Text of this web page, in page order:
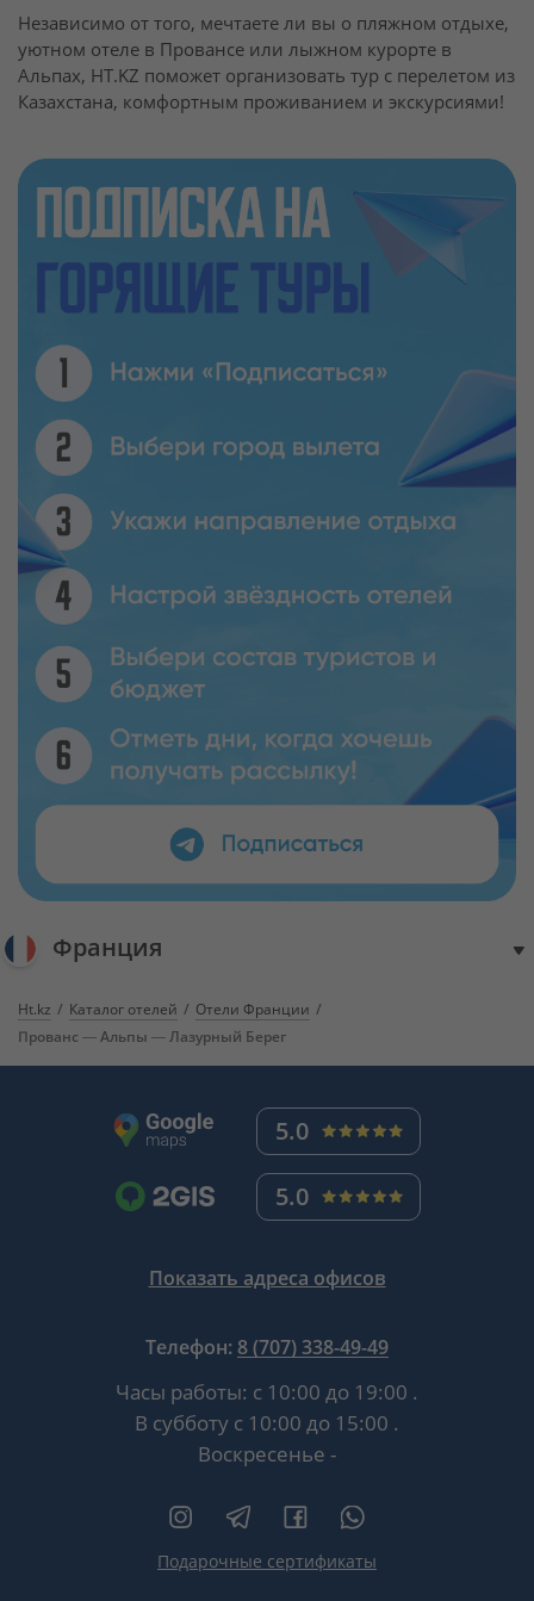
Независимо от того, мечтаете ли вы о пляжном отдыхе,
уютном отеле в Провансе или лыжном курорте в
Альпах, HT.KZ поможет организовать тур с перелетом из
Казахстана, комфортным проживанием и экскурсиями!
Франция
Ht.kz Каталог отелей
Отели Франции
Прованс — Альпы — Лазурный Берег
5.0
5.0
Показать адреса офисов
Телефон: 8 (707) 338-49-49
Часы работы: с 10:00 до 19:00 .
В субботу с 10:00 до 15:00 .
Воскресенье -
Подарочные сертификаты